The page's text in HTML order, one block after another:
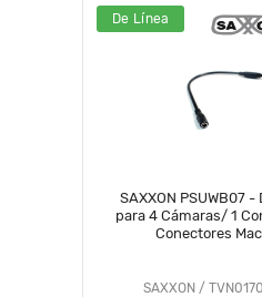
De Línea
SAXXON PSUWB07
para 4 Cámaras/ 1
Conectores
SAXXON /